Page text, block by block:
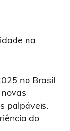
na
no Brasil
palpáveis,
do